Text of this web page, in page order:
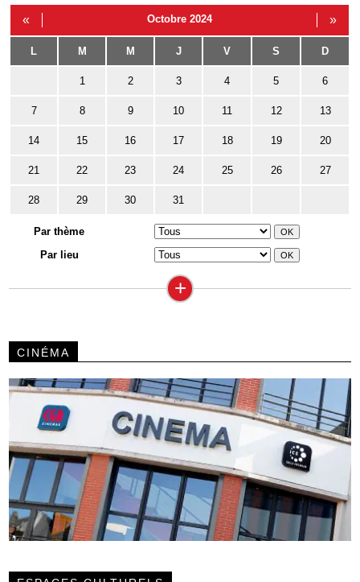
« Octobre 2024 »
L M M J V S D
1 2 3 4 5 6
7 8 9 10 11 12 13
14 15 16 17 18 19 20
21 22 23 24 25 26 27
28 29 30 31
Par thème
Par lieu
+
CINÉMA